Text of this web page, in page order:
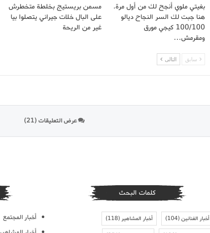
بغيتي ملوي أنجح لك من أول مرة.
هنا جبت لك السر النجاح ديالو
100/100 كيجي مورق
ومقرمش…
مسمن بريستيج بخلطة متخطرش
على البال خلات جيراني يتصلوا بيا
غير من الريحة
سابق التالى
عرض التعليقات (21)
كلمات البحث
أخبار الفنانين(104) أخبار المشاهير(118)
أخبار المجتمع